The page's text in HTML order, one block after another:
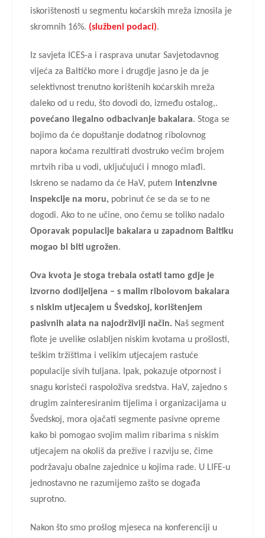
iskorištenosti u segmentu koćarskih mreža iznosila je
skromnih 16%. (službeni podaci).
Iz savjeta ICES-a i rasprava unutar Savjetodavnog
vijeća za Baltičko more i drugdje jasno je da je
selektivnost trenutno korištenih koćarskih mreža
daleko od u redu, što dovodi do, između ostalog,.
povećano ilegalno odbacivanje bakalara. Stoga se
bojimo da će dopuštanje dodatnog ribolovnog
napora koćama rezultirati dvostruko većim brojem
mrtvih riba u vodi, uključujući i mnogo mlađi.
Iskreno se nadamo da će HaV, putem intenzivne
inspekcije na moru,pobrinut će se da se to ne
dogodi. Ako to ne učine, ono čemu se toliko nadalo
Oporavak populacije bakalara u zapadnom Baltiku
mogao bi biti ugrožen.
Ova kvota je stoga trebala ostati tamo gdje je
izvorno dodijeljena – s malim ribolovom bakalara
s niskim utjecajem u Švedskoj, korištenjem
pasivnih alata na najodrživiji način.Naš segment
flote je uvelike oslabljen niskim kvotama u prošlosti,
teškim tržištima i velikim utjecajem rastuće
populacije sivih tuljana. Ipak, pokazuje otpornost i
snagu koristeći raspoloživa sredstva. HaV, zajedno s
drugim zainteresiranim tijelima i organizacijama u
Švedskoj, mora ojačati segmente pasivne opreme
kako bi pomogao svojim malim ribarima s niskim
utjecajem na okoliš da prežive i razviju se, čime
podržavaju obalne zajednice u kojima rade. U LIFE-u
jednostavno ne razumijemo zašto se događa
suprotno.
Nakon što smo prošlog mjeseca na konferenciji u